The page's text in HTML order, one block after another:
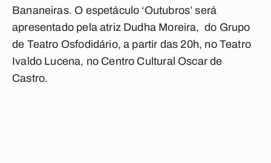
Bananeiras. O espetáculo ‘Outubros’ será
apresentado pela atriz Dudha Moreira, do Grupo
de Teatro Osfodidário, a partir das 20h, no Teatro
Ivaldo Lucena, no Centro Cultural Oscar de
Castro.